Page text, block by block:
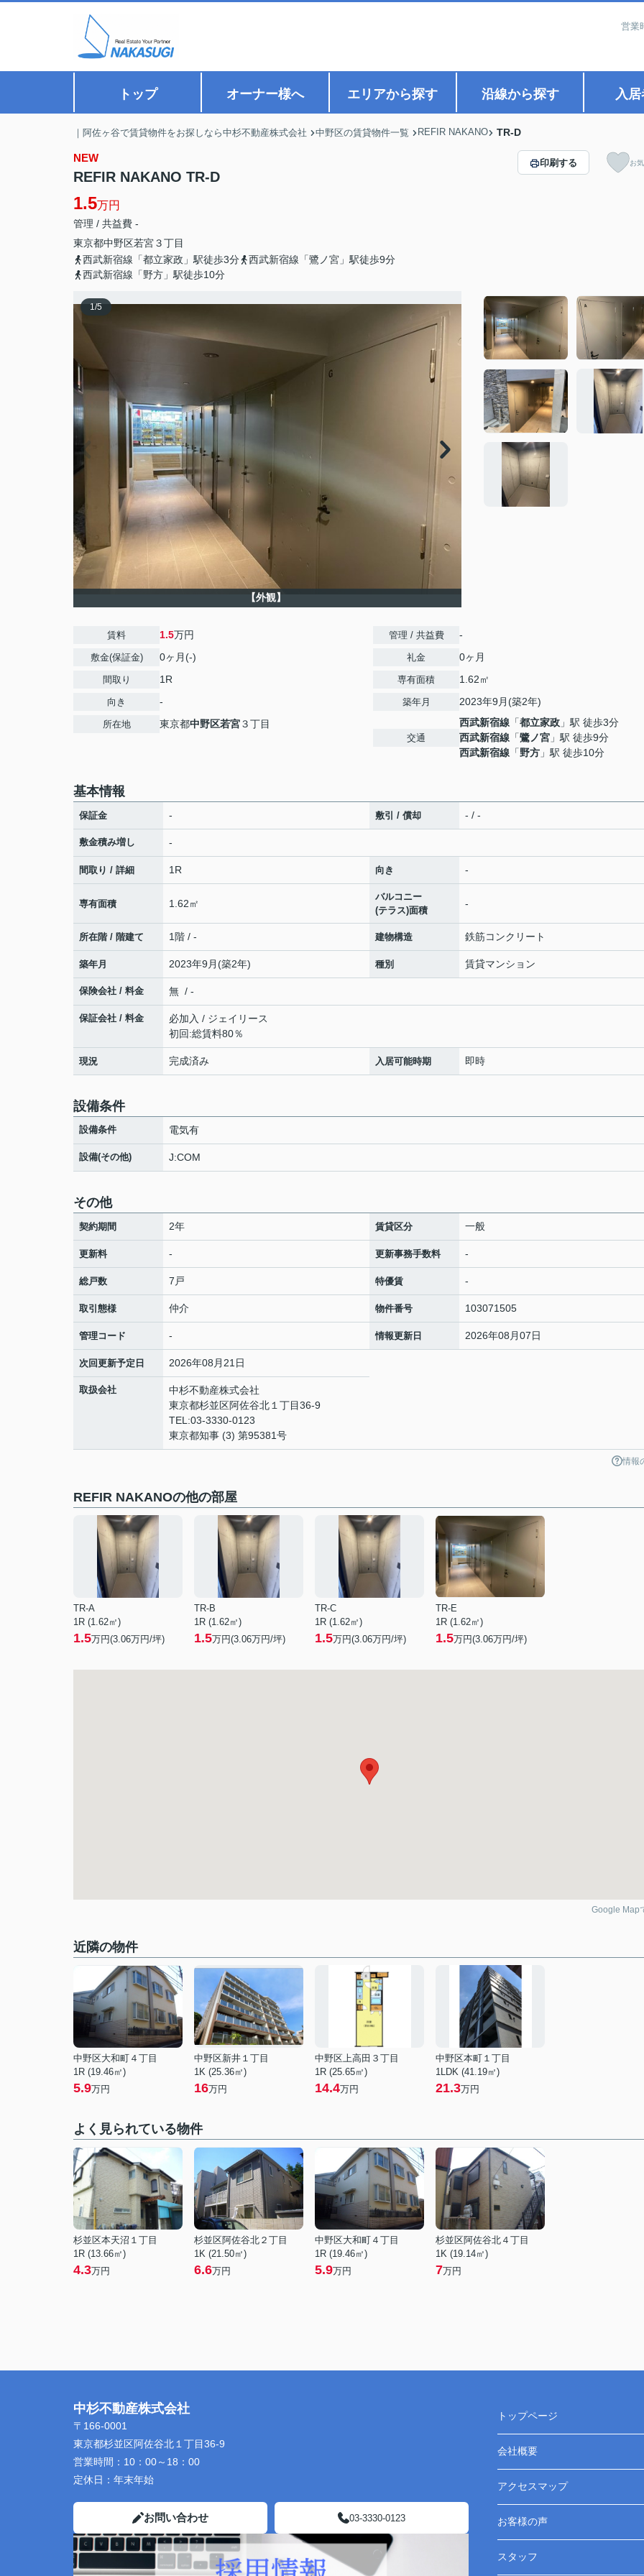
営業
トップ オーナー様へ エリアから探す 沿線から探す 入
｜阿佐ヶ谷で賃貸物件をお探しなら中杉不動産株式会社 中野区の賃貸物件一覧 REFIR NAKANO TR-D
NEW
REFIR NAKANO TR-D
1.5万円
管理 / 共益費 -
東京都中野区若宮３丁目
西武新宿線「都立家政」駅徒歩3分
西武新宿線「鷺ノ宮」駅徒歩9分
西武新宿線「野方」駅徒歩10分
印刷する お
1/5
【外観】
賃料 1.5万円
敷金(保証金) 0ヶ月(-)
間取り 1R
向き -
所在地 東京都中野区若宮３丁目
管理 / 共益費 -
礼金 0ヶ月
専有面積 1.62㎡
築年月 2023年9月(築2年)
交通
西武新宿線 「都立家政 」駅 徒歩3分
西武新宿線 「鷺ノ宮 」駅 徒歩9分
西武新宿線 「野方 」駅 徒歩10分
基本情報
保証金 - 敷引 / 償却 - / -
敷金積み増し -
間取り / 詳細 1R 向き -
専有面積 1.62㎡
バルコニー
(テラス)面積
-
所在階 / 階建て 1階 / - 建物構造 鉄筋コンクリート
築年月 2023年9月(築2年) 種別 賃貸マンション
保険会社 / 料金 無 / -
保証会社 / 料金
必加入 / ジェイリース
初回:総賃料80％
現況 完成済み 入居可能時期 即時
設備条件
設備条件 電気有
設備(その他) J:COM
その他
契約期間 2年 賃貸区分 一般
更新料 - 更新事務手数料 -
総戸数 7戸 特優賃 -
取引態様 仲介 物件番号 103071505
管理コード - 情報更新日 2026年08月07日
次回更新予定日 2026年08月21日
取扱会社
中杉不動産株式会社
東京都杉並区阿佐谷北１丁目36-9
TEL:03-3330-0123
東京都知事 (3) 第95381号
情報
REFIR NAKANOの他の部屋
TR-A
1R (1.62㎡)
1.5万円(3.06万円/坪)
TR-B
1R (1.62㎡)
1.5万円(3.06万円/坪)
TR-C
1R (1.62㎡)
1.5万円(3.06万円/坪)
TR-E
1R (1.62㎡)
1.5万円(3.06万円/坪)
Google Map
近隣の物件
中野区大和町４丁目
1R (19.46㎡)
5.9万円
中野区新井１丁目
1K (25.36㎡)
16万円
中野区上高田３丁目
1R (25.65㎡)
14.4万円
中野区本町１丁目
1LDK (41.19㎡)
21.3万円
よく見られている物件
杉並区本天沼１丁目
1R (13.66㎡)
4.3万円
杉並区阿佐谷北２丁目
1K (21.50㎡)
6.6万円
中野区大和町４丁目
1R (19.46㎡)
5.9万円
杉並区阿佐谷北４丁目
1K (19.14㎡)
7万円
中杉不動産株式会社
〒166-0001
東京都杉並区阿佐谷北１丁目36-9
営業時間： 10：00～18：00
定休日： 年末年始
お問い合わせ 03-3330-0123
トップページ
会社概要
アクセスマップ
お客様の声
スタッフ